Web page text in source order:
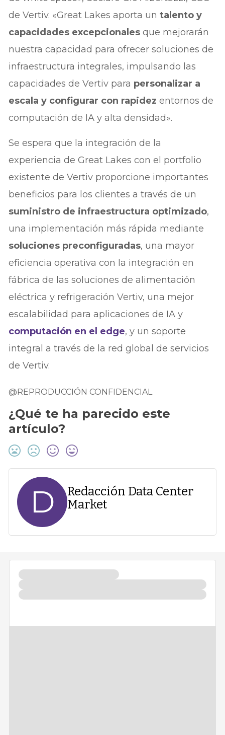
de Vertiv. «Great Lakes aporta un talento y
capacidades excepcionales que mejorarán
nuestra capacidad para ofrecer soluciones de
infraestructura integrales, impulsando las
capacidades de Vertiv para personalizar a
escala y configurar con rapidezentornos de
computación de IA y alta densidad».
Se espera que la integración de la
experiencia de Great Lakes con el portfolio
existente de Vertiv proporcione importantes
beneficios para los clientes a través de un
suministro de infraestructura optimizado,
una implementación más rápida mediante
soluciones preconfiguradas, una mayor
eficiencia operativa con la integración en
fábrica de las soluciones de alimentación
eléctrica y refrigeración Vertiv, una mejor
escalabilidad para aplicaciones de IA y
computación en el edge, y un soporte
integral a través de la red global de servicios
de Vertiv.
@REPRODUCCIÓN CONFIDENCIAL
¿Qué te ha parecido este
artículo?
D
Redacción Data Center
Market